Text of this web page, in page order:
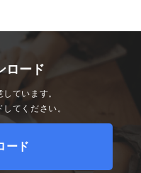
ロード
ています。
てください。
ード